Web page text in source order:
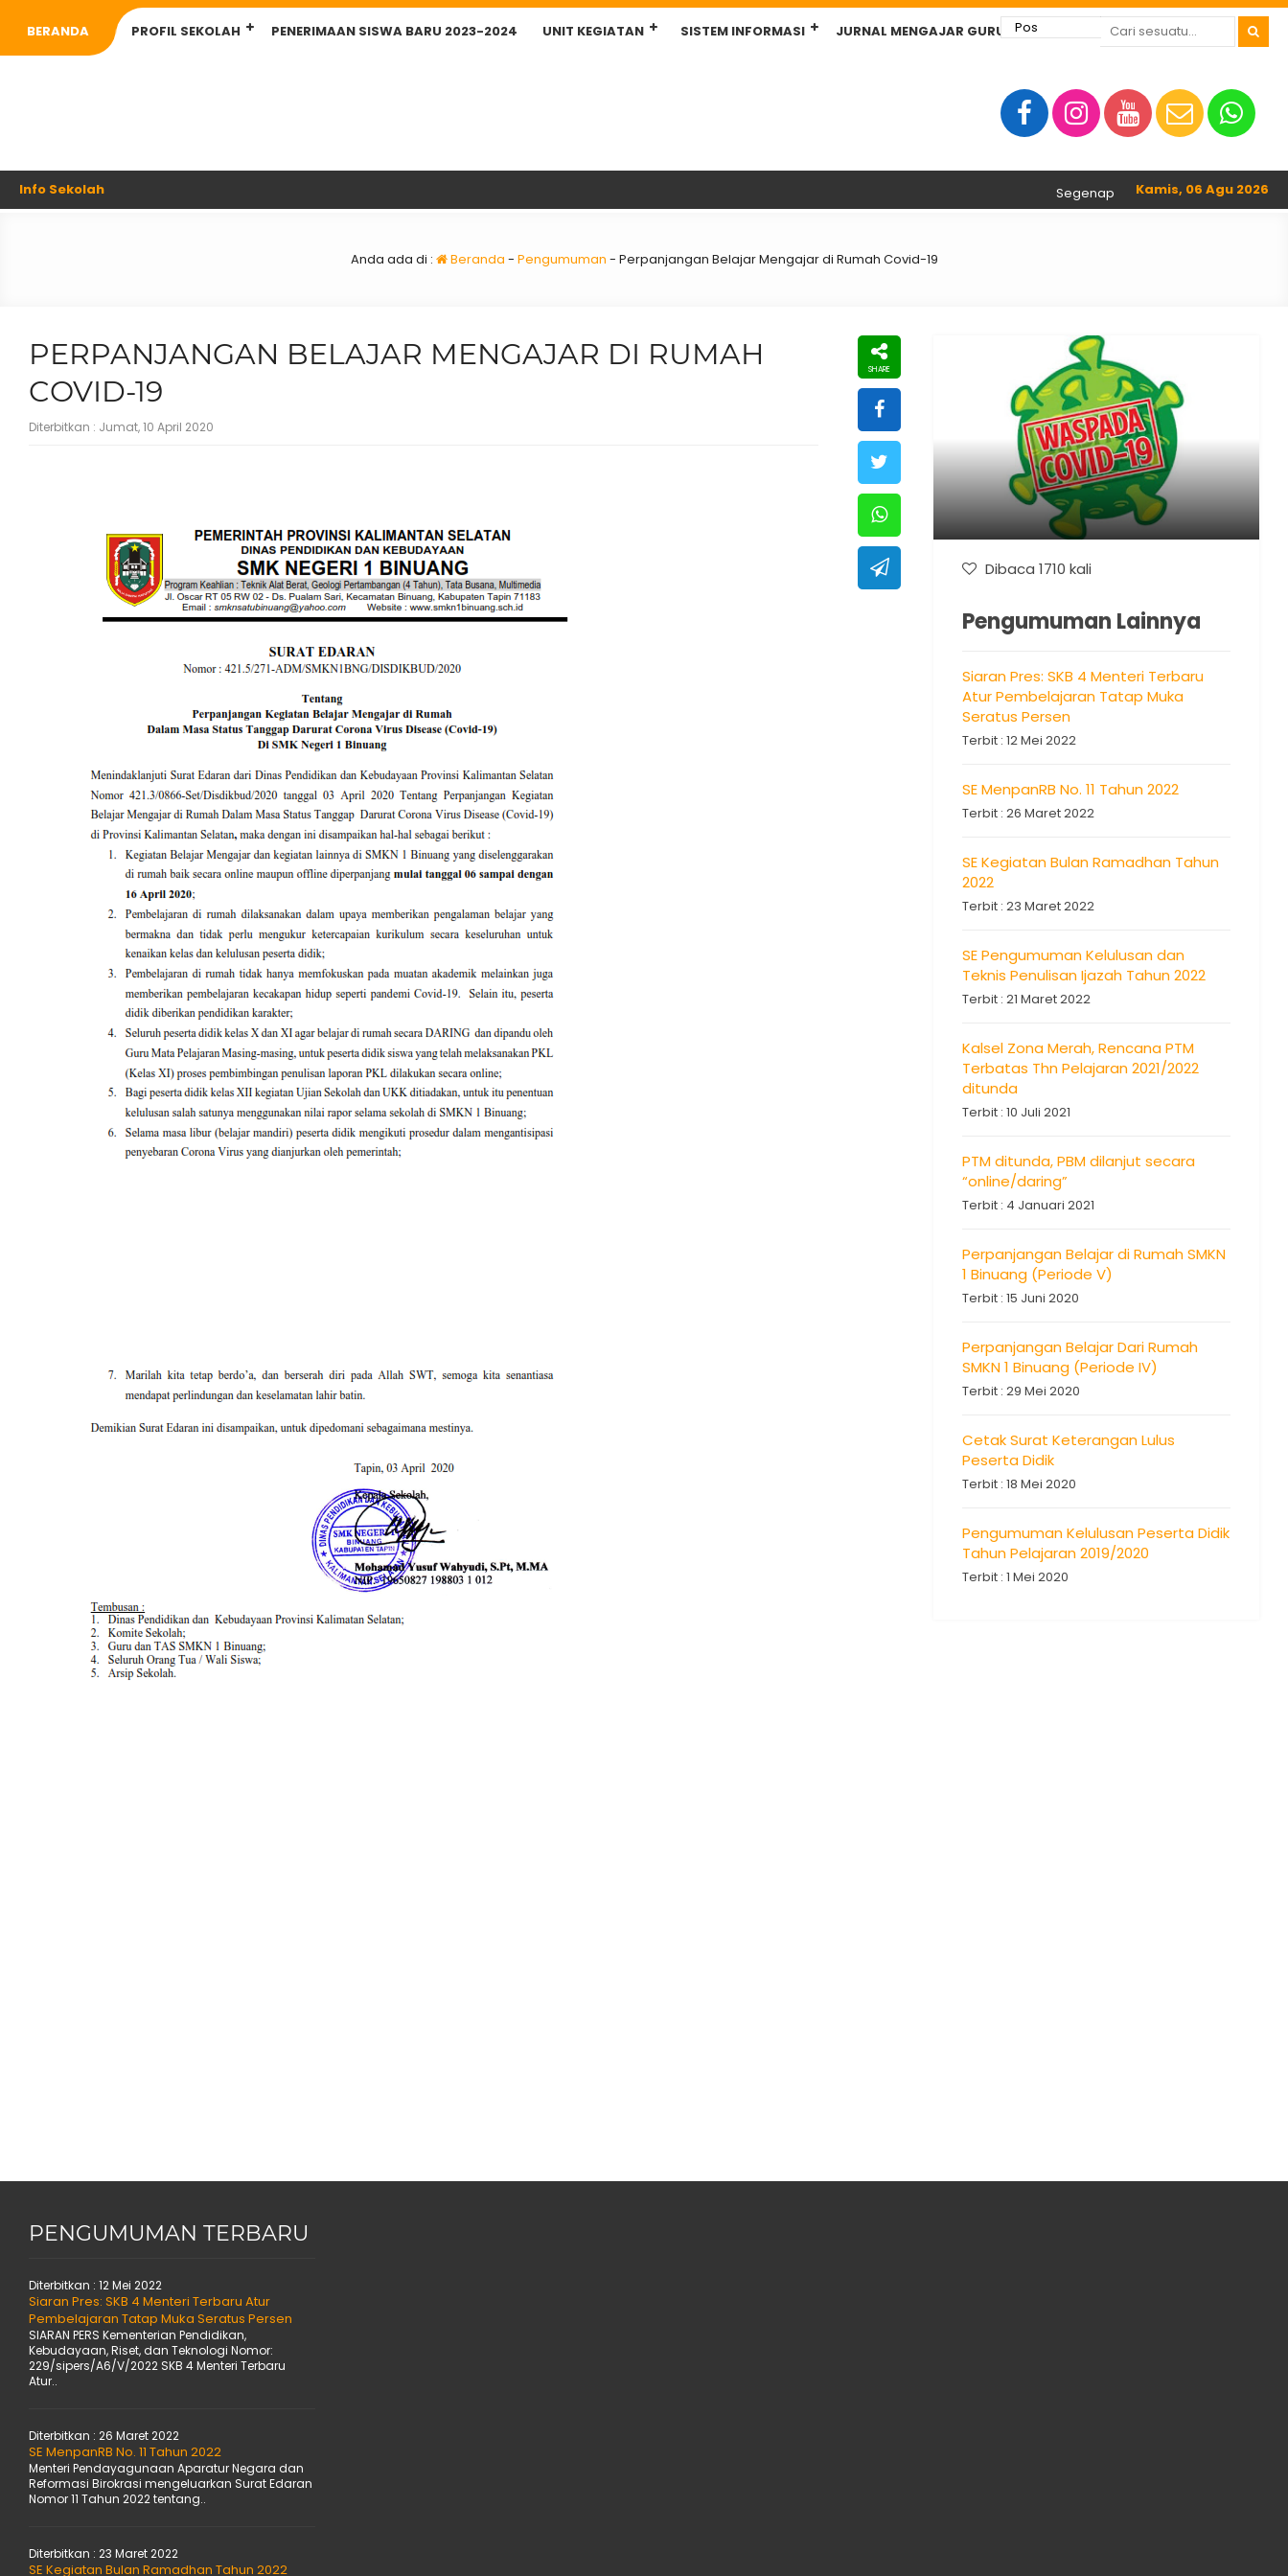
BERANDA PROFIL SEKOLAH PENERIMAAN SISWA BARU 2023-2024 UNIT KEGIATAN SISTEM INFORMASI JURNAL MENGAJAR GURU
Info Sekolah Kamis, 06 Agu 2026
Segenap Guru dan Tenaga
Anda ada di : Beranda - Pengumuman - Perpanjangan Belajar Mengajar di Rumah Covid-19
PERPANJANGAN BELAJAR MENGAJAR DI RUMAH
COVID-19
Diterbitkan : Jumat, 10 April 2020
Dibaca 1710 kali
Pengumuman Lainnya
Siaran Pres: SKB 4 Menteri Terbaru
Atur Pembelajaran Tatap Muka
Seratus Persen
Terbit : 12 Mei 2022
SE MenpanRB No. 11 Tahun 2022
Terbit : 26 Maret 2022
SE Kegiatan Bulan Ramadhan Tahun
2022
Terbit : 23 Maret 2022
SE Pengumuman Kelulusan dan
Teknis Penulisan Ijazah Tahun 2022
Terbit : 21 Maret 2022
Kalsel Zona Merah, Rencana PTM
Terbatas Thn Pelajaran 2021/2022
ditunda
Terbit : 10 Juli 2021
PTM ditunda, PBM dilanjut secara
“online/daring”
Terbit : 4 Januari 2021
Perpanjangan Belajar di Rumah SMKN
1 Binuang (Periode V)
Terbit : 15 Juni 2020
Perpanjangan Belajar Dari Rumah
SMKN 1 Binuang (Periode IV)
Terbit : 29 Mei 2020
Cetak Surat Keterangan Lulus
Peserta Didik
Terbit : 18 Mei 2020
Pengumuman Kelulusan Peserta Didik
Tahun Pelajaran 2019/2020
Terbit : 1 Mei 2020
PENGUMUMAN TERBARU
Diterbitkan : 12 Mei 2022
Siaran Pres: SKB 4 Menteri Terbaru Atur
Pembelajaran Tatap Muka Seratus Persen
SIARAN PERS Kementerian Pendidikan,
Kebudayaan, Riset, dan Teknologi Nomor:
229/sipers/A6/V/2022 SKB 4 Menteri Terbaru
Atur..
Diterbitkan : 26 Maret 2022
SE MenpanRB No. 11 Tahun 2022
Menteri Pendayagunaan Aparatur Negara dan
Reformasi Birokrasi mengeluarkan Surat Edaran
Nomor 11 Tahun 2022 tentang..
Diterbitkan : 23 Maret 2022
SE Kegiatan Bulan Ramadhan Tahun 2022